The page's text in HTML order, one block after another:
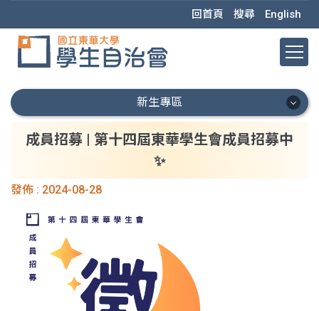
到
容
區
回首頁 搜尋 English
新生專區
新生專區
新生首頁
重要時程
新生 Q&A
成員招募 | 第十四屆東華學生會成員招募中
✨
發佈 : 2024-08-28